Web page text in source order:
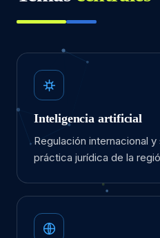
Inteligencia artificial
Regulación internacional
práctica jurídica de la